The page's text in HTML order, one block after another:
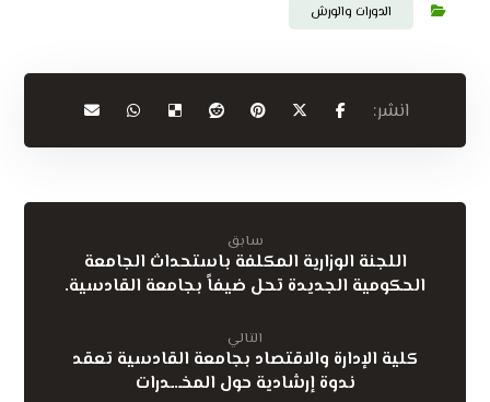
الدورات والورش
سابق
اللجنة الوزارية المكلفة باستحداث الجامعة
الحكومية الجديدة تحل ضيفاً بجامعة القادسية.
التالي
كلية الإدارة والاقتصاد بجامعة القادسية تعقد
ندوة إرشادية حول المخـ.ـدرات